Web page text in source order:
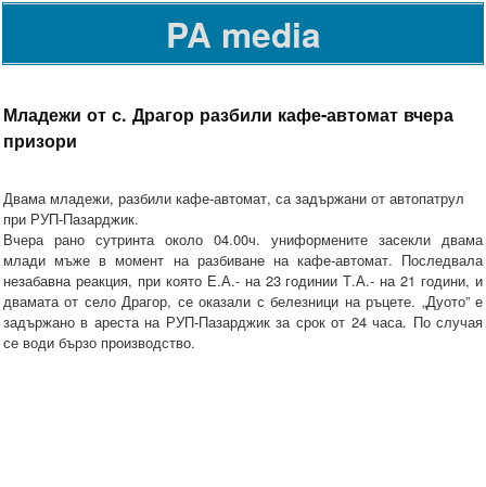
PA media
Младежи от с. Драгор разбили кафе-автомат вчера
призори
Двама младежи, разбили кафе-автомат, са задържани от автопатрул
при РУП-Пазарджик.
Вчера рано сутринта около 04.00ч. униформените засекли двама
млади мъже в момент на разбиване на кафе-автомат. Последвала
незабавна реакция, при която Е.А.- на 23 годинии Т.А.- на 21 години, и
двамата от село Драгор, се оказали с белезници на ръцете. „Дуото” е
задържано в ареста на РУП-Пазарджик за срок от 24 часа. По случая
се води бързо производство.